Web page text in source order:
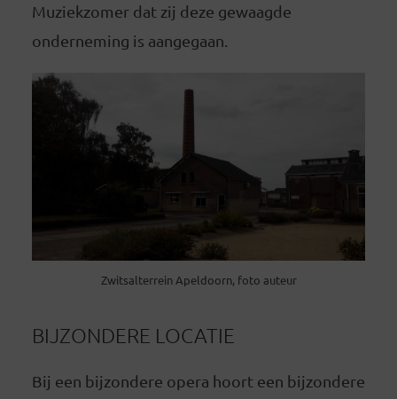
Muziekzomer dat zij deze gewaagde
onderneming is aangegaan.
Zwitsalterrein Apeldoorn, foto auteur
BIJZONDERE LOCATIE
Bij een bijzondere opera hoort een bijzondere